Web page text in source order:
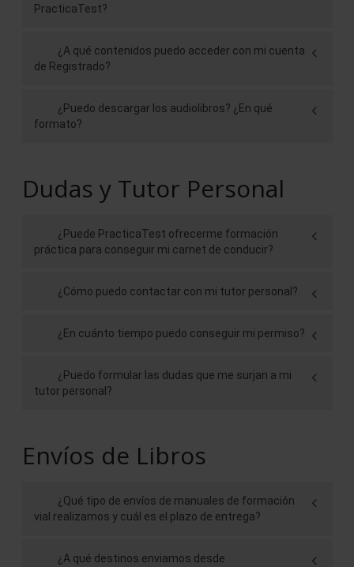
PracticaTest?
¿A qué contenidos puedo acceder con mi cuenta
de Registrado?
¿Puedo descargar los audiolibros? ¿En qué
formato?
Dudas y Tutor Personal
¿Puede PracticaTest ofrecerme formación
práctica para conseguir mi carnet de conducir?
¿Cómo puedo contactar con mi tutor personal?
¿En cuánto tiempo puedo conseguir mi permiso?
¿Puedo formular las dudas que me surjan a mi
tutor personal?
Envíos de Libros
¿Qué tipo de envíos de manuales de formación
vial realizamos y cuál es el plazo de entrega?
¿A qué destinos enviamos desde